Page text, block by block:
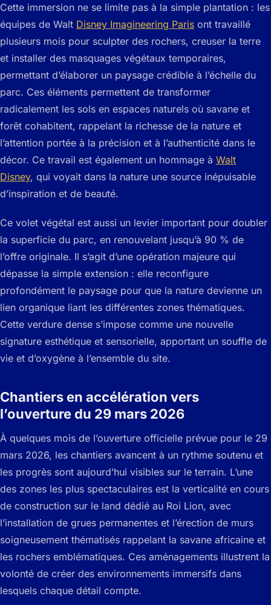
Cette immersion ne se limite pas à la simple plantation : les
équipes de Walt Disney Imagineering Paris ont travaillé
plusieurs mois pour sculpter des rochers, creuser la terre
et installer des masquages végétaux temporaires,
permettant d’élaborer un paysage crédible à l’échelle du
parc. Ces éléments permettent de transformer
radicalement les sols en espaces naturels où savane et
forêt cohabitent, rappelant la richesse de la nature et
l’attention portée à la précision et à l’authenticité dans le
décor. Ce travail est également un hommage à Walt
Disney, qui voyait dans la nature une source inépuisable
d’inspiration et de beauté.
Ce volet végétal est aussi un levier important pour doubler
la superficie du parc, en renouvelant jusqu’à 90 % de
l’offre originale. Il s’agit d’une opération majeure qui
dépasse la simple extension : elle reconfigure
profondément le paysage pour que la nature devienne un
lien organique liant les différentes zones thématiques.
Cette verdure dense s’impose comme une nouvelle
signature esthétique et sensorielle, apportant un souffle de
vie et d’oxygène à l’ensemble du site.
Chantiers en accélération vers
l’ouverture du 29 mars 2026
À quelques mois de l’ouverture officielle prévue pour le 29
mars 2026, les chantiers avancent à un rythme soutenu et
les progrès sont aujourd’hui visibles sur le terrain. L’une
des zones les plus spectaculaires est la verticalité en cours
de construction sur le land dédié au Roi Lion, avec
l’installation de grues permanentes et l’érection de murs
soigneusement thématisés rappelant la savane africaine et
les rochers emblématiques. Ces aménagements illustrent la
volonté de créer des environnements immersifs dans
lesquels chaque détail compte.